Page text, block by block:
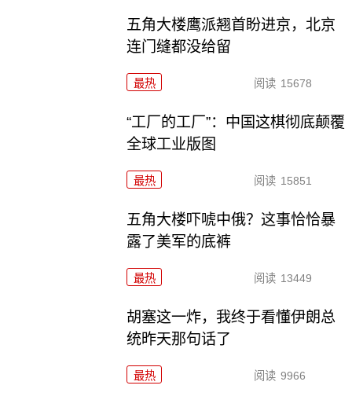
五角大楼鹰派翘首盼进京，北京
连门缝都没给留
最热 阅读 15678
“工厂的工厂”：中国这棋彻底颠覆
全球工业版图
最热 阅读 15851
五角大楼吓唬中俄？这事恰恰暴
露了美军的底裤
最热 阅读 13449
胡塞这一炸，我终于看懂伊朗总
统昨天那句话了
最热 阅读 9966